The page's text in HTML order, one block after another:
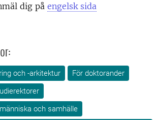
dig på engelsk sida
och -arkitektur
För doktorander
och samhälle